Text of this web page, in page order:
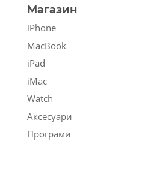
Магазин
iPhone
MacBook
iPad
iMac
Watch
Аксесуари
Програми